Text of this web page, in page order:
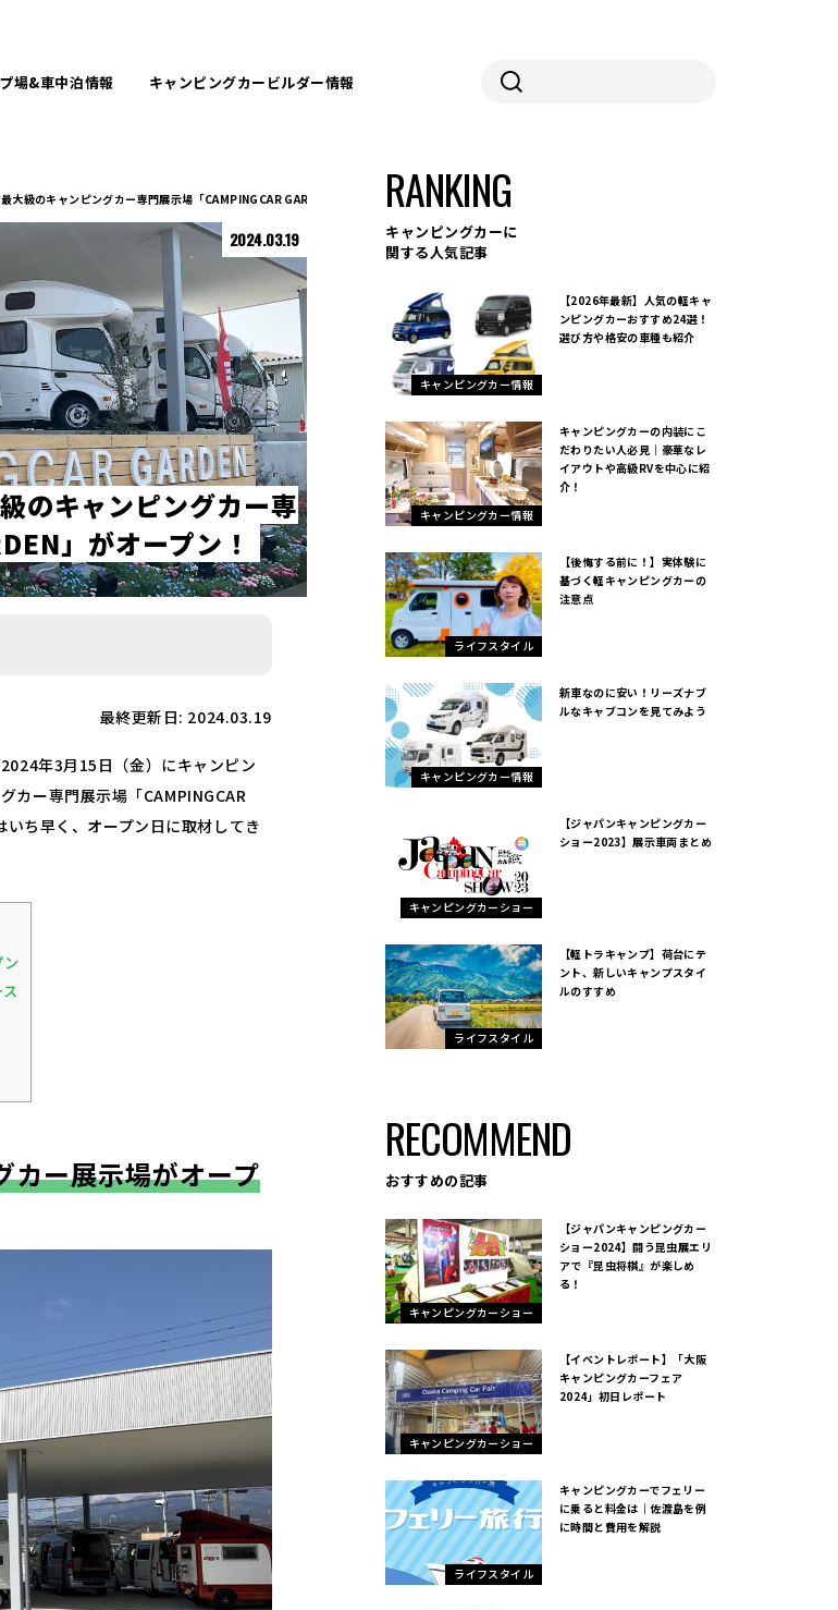
場&車中泊情報 キャンピングカービルダー情報
大級のキャンピングカー専門展示場「CAMPINGCAR GARDEN」がオープン！
2024.03.19
級のキャンピングカー専
DEN」 がオープン ！
最終更新日: 2024.03.19
年3月15日（金）にキャンピン
カー専門展示場「CAMPINGCAR
ち早く、オープン日に取材してき
ン
カー展示場がオープ
RANKING
キャンピングカーに
関する人気記事
キャンピングカー情報
【2026年最新】人気の軽キャ
ンピングカーおすすめ24選！
選び方や格安の車種も紹介
キャンピングカー情報
キャンピングカーの内装にこ
だわりたい人必見｜豪華なレ
イアウトや高級RVを中心に紹
介！
ライフスタイル
【後悔する前に！】実体験に
基づく軽キャンピングカーの
注意点
キャンピングカー情報
新車なのに安い！リーズナブ
ルなキャブコンを見てみよう
キャンピングカーショー
【ジャパンキャンピングカー
ショー2023】展示車両まとめ
ライフスタイル
【軽トラキャンプ】荷台にテ
ント、新しいキャンプスタイ
ルのすすめ
RECOMMEND
おすすめの記事
キャンピングカーショー
【ジャパンキャンピングカー
ショー2024】闘う昆虫展エリ
アで『昆虫将棋』が楽しめ
る！
キャンピングカーショー
【イベントレポート】「大阪
キャンピングカーフェア
2024」初日レポート
ライフスタイル
キャンピングカーでフェリー
に乗ると料金は｜佐渡島を例
に時間と費用を解説